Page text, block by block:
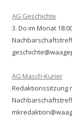
AG Geschichte
3. Do im Monat
AG Masch-Kurier
Redaktionssitzung